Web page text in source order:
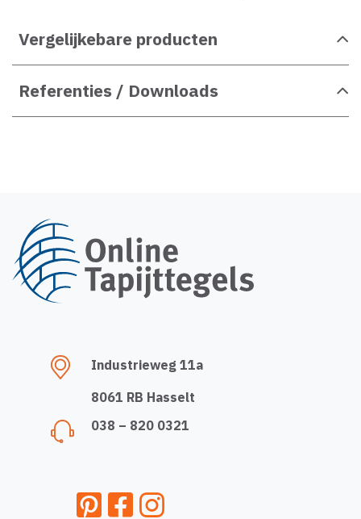
Vergelijkebare producten
Referenties / Downloads
Industrieweg 11a
8061 RB Hasselt
038 – 820 0321